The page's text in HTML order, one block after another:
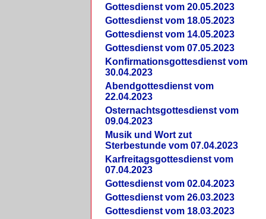
Gottesdienst vom 20.05.2023
Gottesdienst vom 18.05.2023
Gottesdienst vom 14.05.2023
Gottesdienst vom 07.05.2023
Konfirmationsgottesdienst vom
30.04.2023
Abendgottesdienst vom
22.04.2023
Osternachtsgottesdienst vom
09.04.2023
Musik und Wort zut
Sterbestunde vom 07.04.2023
Karfreitagsgottesdienst vom
07.04.2023
Gottesdienst vom 02.04.2023
Gottesdienst vom 26.03.2023
Gottesdienst vom 18.03.2023